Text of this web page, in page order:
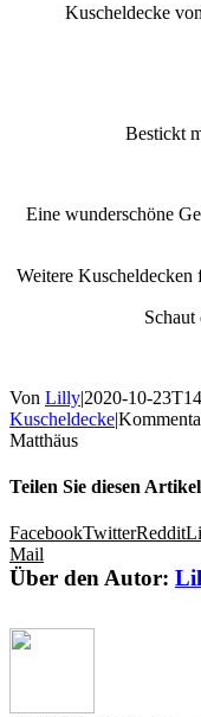
Kuscheldecke
Bestickt
Eine wunderschöne
Weitere
Von Lilly|2020-10-
Kuscheldecke|
Matthäus
Teilen Sie diesen
FacebookTwitterReddit
Mail
Über den Autor: